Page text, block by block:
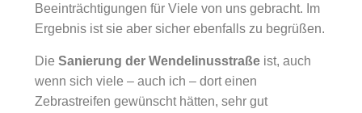
Beeinträchtigungen für Viele von uns gebracht. Im
Ergebnis ist sie aber sicher ebenfalls zu begrüßen.
Die Sanierung der Wendelinusstraße ist, auch
wenn sich viele – auch ich – dort einen
Zebrastreifen gewünscht hätten, sehr gut